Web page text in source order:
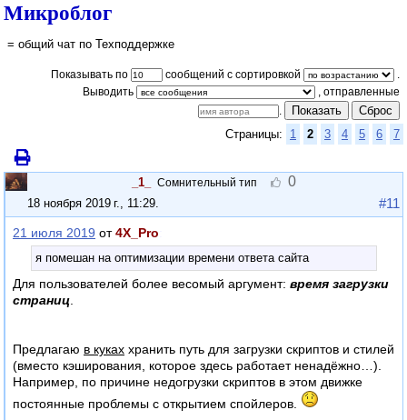
Микроблог
= общий чат по Техподдержке
Показывать по сообщений с сортировкой
Выводить
Показать
Сброс
Страницы:
1 2 3 4 5 6 7
_1_ Сомнительный тип 0
18 ноября 2019 г., 11:29 #11
21 июля 2019 от4X_Pro
я помешан на оптимизации времени ответа сайта
Для пользователей более весомый аргумент: время загрузки
страниц
Предлагаю в куках хранить путь для загрузки скриптов и стилей
(вместо кэширования, которое здесь работает ненадёжно…).
Например, по причине недогрузки скриптов в этом движке
постоянные проблемы с открытием спойлеров.